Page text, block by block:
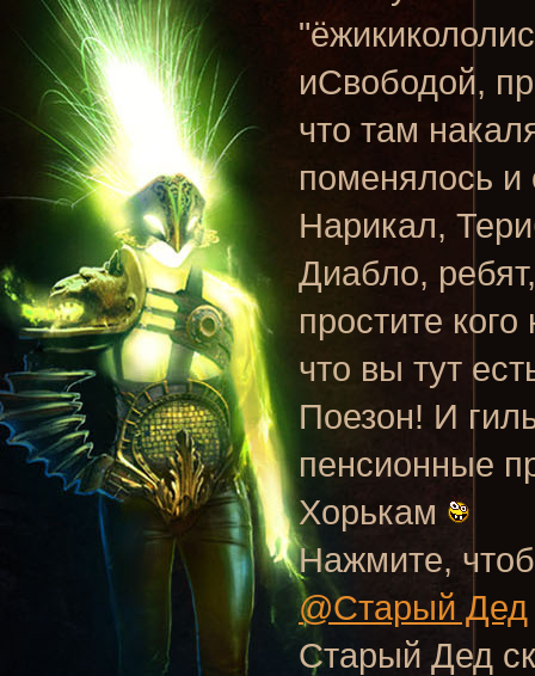
иСвободой,
что там
поменялось
Нарикал,
Диабло,
простите
что вы тут
Поезон! И
пенсионные
Хорькам
Нажмите,
@Старый Дед
Старый Дед